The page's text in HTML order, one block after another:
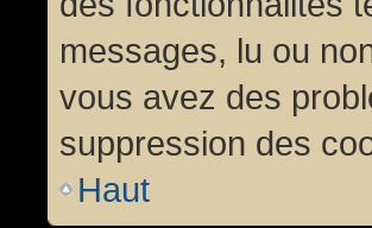
messages, lu ou
vous avez des
suppression des
Haut